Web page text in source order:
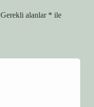
Gerekli alanlar * ile